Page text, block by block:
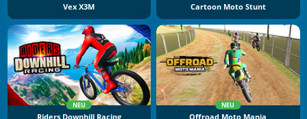
Vex X3M Cartoon Moto Stunt
NEU
Riders Downhill Racing
NEU
Offroad Moto Mania